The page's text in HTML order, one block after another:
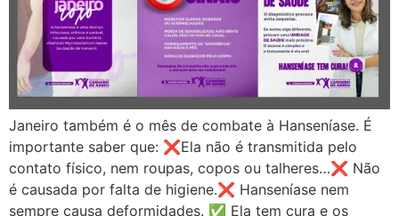
Janeiro também é o mês de combate à Hanseníase. É
importante saber que: ❌Ela não é transmitida pelo
contato físico, nem roupas, copos ou talheres…❌ Não
é causada por falta de higiene.❌ Hanseníase nem
sempre causa deformidades. ✅ Ela tem cura e os